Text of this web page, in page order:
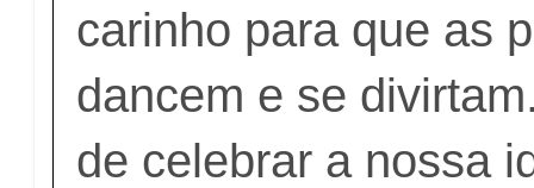
carinho para que as
dancem e se
de celebrar a nossa